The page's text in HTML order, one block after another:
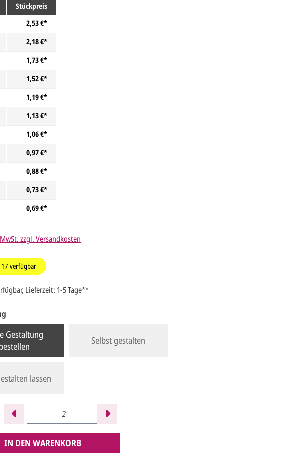
Stückpreis
2,53 €*
2,18 €*
1,73 €*
1,52 €*
1,19 €*
1,13 €*
1,06 €*
0,97 €*
0,88 €*
0,73 €*
0,69 €*
zzgl. Versandkosten
17 verfügbar
Lieferzeit: 1-5 Tage**
Gestaltung
bestellen
Selbst gestalten
lassen
IN DEN WARENKORB